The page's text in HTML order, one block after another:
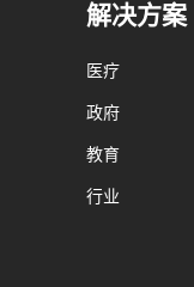
解决方案
医疗
政府
教育
行业